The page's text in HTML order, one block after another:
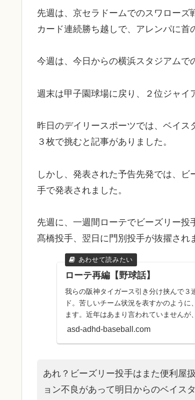
先週は、京セラドームでのスワローズ
カード連続勝ち越しで、アレンパに首
今週は、今日からの横浜スタジアムで
週末は甲子園球場に戻り、２位ジャイ
昨日のデイリースポーツでは、ベイ
３枚で挑むと記事がありました。
しかし、発表された予告先発では、
手で発表されました。
先週に、一週間ローテでビーズリー
髙橋投手、翌日に門別投手が抜擢され
ローテ再編【野球話】
我らの阪神タイガース引き分け挟んで３
ド。苦しいチーム状況を表すかのよう
ます。近年はあまり言われていませんが
つつあります。日曜日に...
asd-adhd-baseball.com
あれ？ビーズリー投手はまた便利屋
ョン不良があって明日からのベイス